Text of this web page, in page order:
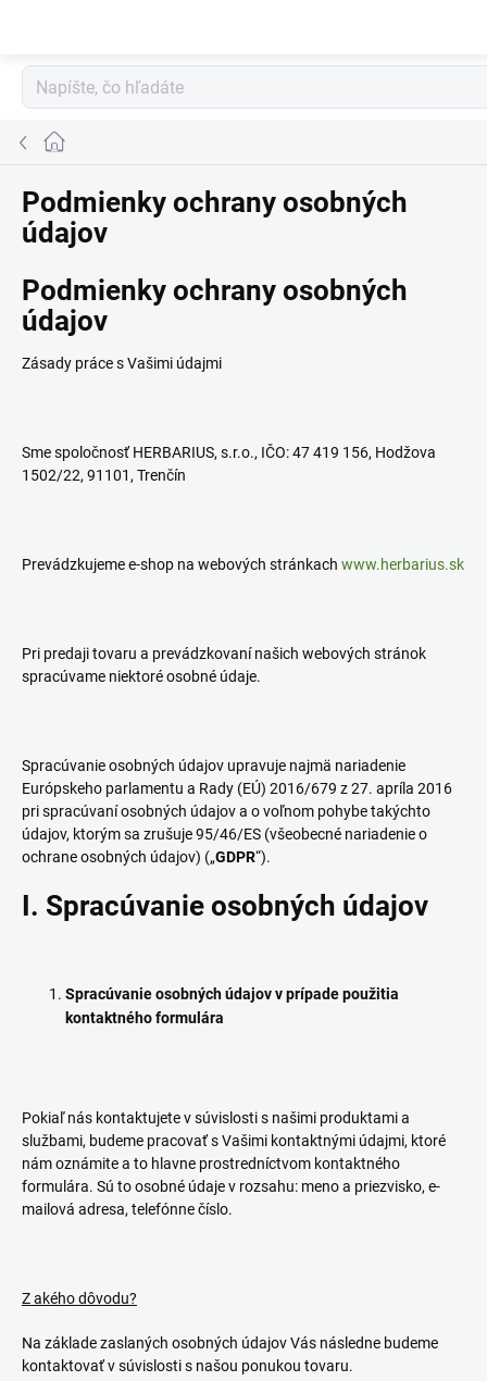
Domov
Podmienky ochrany osobných
údajov
Podmienky ochrany osobných
údajov
Zásady práce s Vašimi údajmi
Sme spoločnosť HERBARIUS, s.r.o., IČO: 47 419 156, Hodžova
1502/22, 91101, Trenčín
Prevádzkujeme e-shop na webových stránkach www.herbarius.sk
Pri predaji tovaru a prevádzkovaní našich webových stránok
spracúvame niektoré osobné údaje.
Spracúvanie osobných údajov upravuje najmä nariadenie
Európskeho parlamentu a Rady (EÚ) 2016/679 z 27. apríla 2016
pri spracúvaní osobných údajov a o voľnom pohybe takýchto
údajov, ktorým sa zrušuje 95/46/ES (všeobecné nariadenie o
ochrane osobných údajov) („GDPR“).
I. Spracúvanie osobných údajov
Spracúvanie osobných údajov v prípade použitia
kontaktného formulára
Pokiaľ nás kontaktujete v súvislosti s našimi produktami a
službami, budeme pracovať s Vašimi kontaktnými údajmi, ktoré
nám oznámite a to hlavne prostredníctvom kontaktného
formulára. Sú to osobné údaje v rozsahu: meno a priezvisko, e-
mailová adresa, telefónne číslo.
Z akého dôvodu?
Na základe zaslaných osobných údajov Vás následne budeme
kontaktovať v súvislosti s našou ponukou tovaru.